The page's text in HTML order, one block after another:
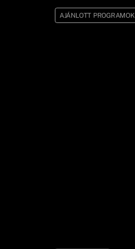
AJÁNLOTT PROGRAMOK